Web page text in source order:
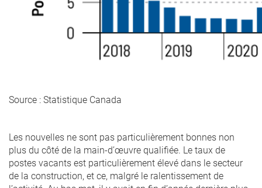
Source : Statistique Canada
Les nouvelles ne sont pas particulièrement bonnes non
plus du côté de la main-d’œuvre qualifiée. Le taux de
postes vacants est particulièrement élevé dans le secteur
de la construction, et ce, malgré le ralentissement de